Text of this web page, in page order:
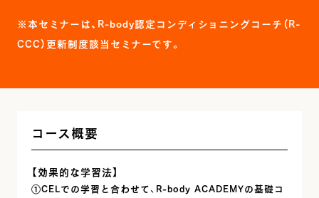
※本セミナーは、R-body認定コンディショニングコーチ（R-
CCC）更新制度該当セミナーです。
コース概要
【効果的な学習法】
①CELでの学習と合わせて、R-body ACADEMYの基礎コ